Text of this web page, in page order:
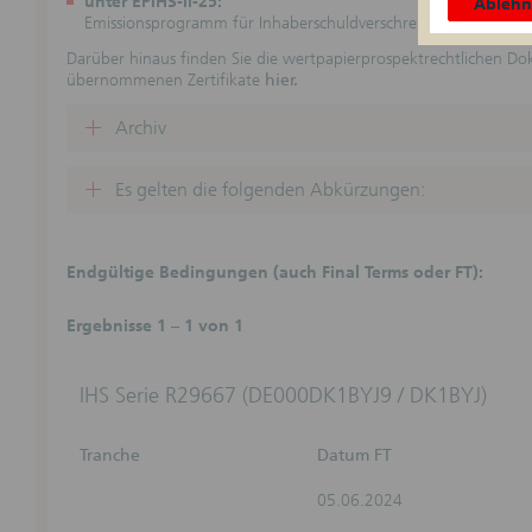
Zweck
Die
eine
wird
(Der
nicht
Emissionsprogramm für Inhaberschuldverschreibungen II vom
Darüber hinaus finden Sie die wertpapierprospektrechtlichen
übernommenen Zertifikate hier.
Archiv
Es gelten die folgenden Abkürzungen:
Endgültige Bedingungen (auch Final Terms oder FT):
Ergebnisse 1 – 1 von 1
IHS Serie R29667 (DE000DK1BYJ9 / DK1BYJ)
Tranche Datum FT
05.06.2024